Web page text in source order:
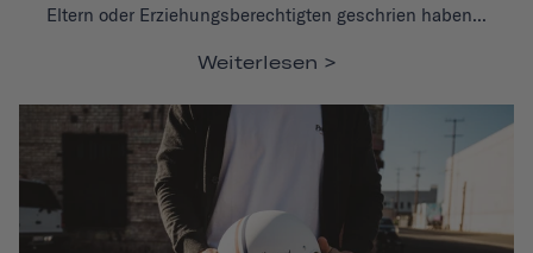
Eltern oder Erziehungsberechtigten geschrien haben...
Weiterlesen